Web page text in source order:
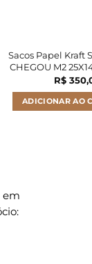
Sacos Papel Kraft
CHEGOU M2
R$
ADICIONAR AO
em